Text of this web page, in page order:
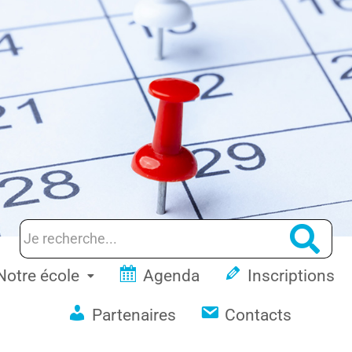
école Agenda Inscriptions
Partenaires Contacts